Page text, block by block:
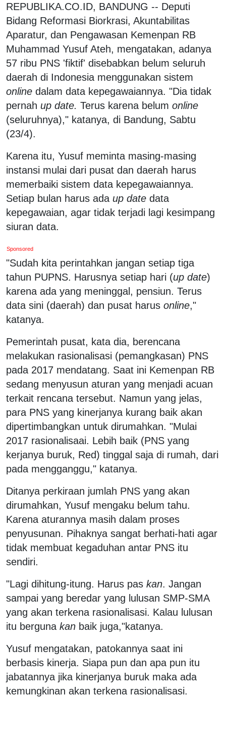
REPUBLIKA.CO.ID, BANDUNG -- Deputi
Bidang Reformasi Biorkrasi, Akuntabilitas
Aparatur, dan Pengawasan Kemenpan RB
Muhammad Yusuf Ateh, mengatakan, adanya
57 ribu PNS 'fiktif' disebabkan belum seluruh
daerah di Indonesia menggunakan sistem
online dalam data kepegawaiannya.‬ "Dia tidak
pernah up date. Terus karena belum online
(seluruhnya)," katanya, di Bandung, Sabtu
(23/4).
‪Karena itu, Yusuf meminta masing-masing
instansi mulai dari pusat dan daerah harus
memerbaiki sistem data kepegawaiannya.
Setiap bulan harus ada up date data
kepegawaian, agar tidak terjadi lagi kesimpang
siuran data.‬
Sponsored
‪"Sudah kita perintahkan jangan setiap tiga
tahun PUPNS. Harusnya setiap hari (up date)
karena ada yang meninggal, pensiun. Terus
data sini (daerah) dan pusat harus online,"
katanya.
Pemerintah pusat, kata dia, berencana
melakukan rasionalisasi (pemangkasan) PNS
pada 2017 mendatang. Saat ini Kemenpan RB
sedang menyusun aturan yang menjadi acuan
terkait rencana tersebut.‬ Namun yang jelas,
para PNS yang kinerjanya kurang baik akan
dipertimbangkan untuk dirumahkan.‬ "Mulai
2017 rasionalisaai. Lebih baik (PNS yang
kerjanya buruk, Red) tinggal saja di rumah, dari
pada mengganggu," katanya.‬
‪Ditanya perkiraan jumlah PNS yang akan
dirumahkan, Yusuf mengaku belum tahu.
Karena aturannya masih dalam proses
penyusunan. Pihaknya sangat berhati-hati agar
tidak membuat kegaduhan antar PNS itu
sendiri.‬
‪"Lagi dihitung-itung. Harus pas kan. Jangan
sampai yang beredar yang lulusan SMP-SMA
yang akan terkena rasionalisasi. Kalau lulusan
itu berguna kan baik juga,"katanya.‬
‪Yusuf mengatakan, patokannya saat ini
berbasis kinerja. Siapa pun dan apa pun itu
jabatannya jika kinerjanya buruk maka ada
kemungkinan akan terkena rasionalisasi.